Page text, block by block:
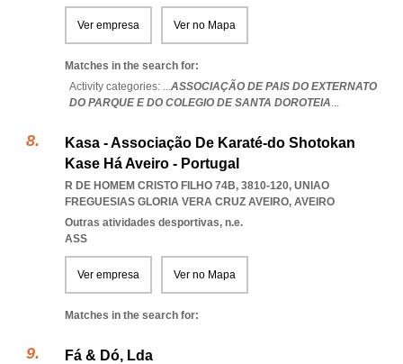
Ver empresa Ver no Mapa
Matches in the search for:
Activity categories: ...ASSOCIAÇÃO DE PAIS DO EXTERNATO
DO PARQUE E DO COLEGIO DE SANTA DOROTEIA...
Kasa - Associação De Karaté-do Shotokan
Kase Há Aveiro - Portugal
R DE HOMEM CRISTO FILHO 74B, 3810-120, UNIAO
FREGUESIAS GLORIA VERA CRUZ AVEIRO, AVEIRO
Outras atividades desportivas, n.e.
ASS
Ver empresa Ver no Mapa
Matches in the search for:
Fá & Dó, Lda